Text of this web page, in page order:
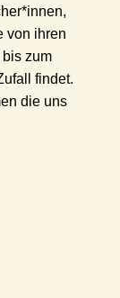
von ihren
zum
findet.
die uns